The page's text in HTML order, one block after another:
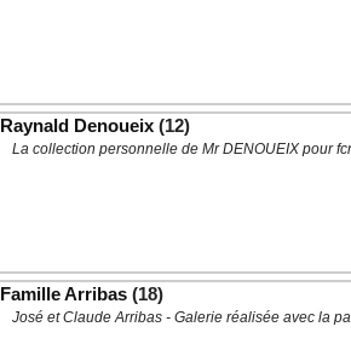
Raynald Denoueix (12)
La collection personnelle de Mr DENOUEIX pour
Famille Arribas (18)
José et Claude Arribas - Galerie réalisée avec la